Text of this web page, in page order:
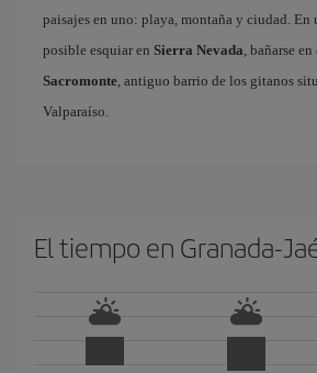
paisajes en uno: playa, montaña y ciudad. En
posible esquiar en Sierra Nevada, bañarse
Sacromonte, antiguo barrio de los gitanos
Valparaíso.
El tiempo en Granada-